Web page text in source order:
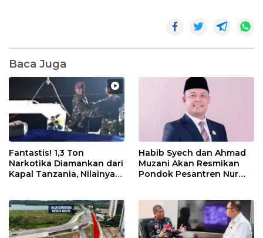
Baca Juga
Fantastis! 1,3 Ton
Narkotika Diamankan dari
Kapal Tanzania, Nilainya
Habib Syech dan Ahmad
Muzani Akan Resmikan
Pondok Pesantren Nur